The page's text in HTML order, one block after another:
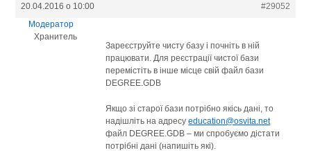
20.04.2016 о 10:00
#29052
Модератор
Хранитель
Зареєструйте чисту базу і почніть в ній
працювати. Для реєстрації чистої бази
перемістіть в інше місце свій файл бази
DEGREE.GDB
Якщо зі старої бази потрібно якісь дані, то
надішліть на адресуeducation@osvita.net
файл DEGREE.GDB – ми спробуємо дістати
потрібні дані (напишіть які).